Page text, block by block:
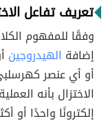
تعريف تفاعل
وفقًا للمفهوم
إضافة الهيدروجين
أو أي عنصر
الاختزال بأنه
إلكترونًا واحدًا أو